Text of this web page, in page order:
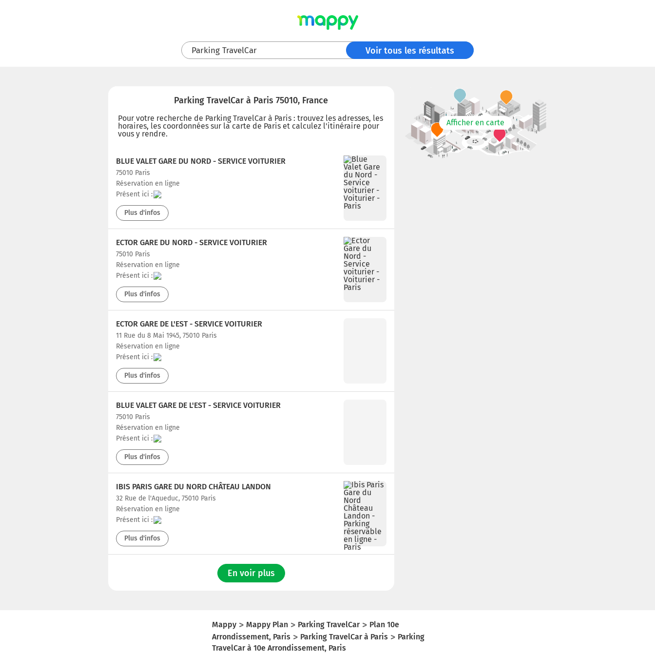
Parking TravelCar Voir tous les résultats
Parking TravelCar à Paris 75010, France
Pour votre recherche de Parking TravelCar à Paris : trouvez les adresses, les
horaires, les coordonnées sur la carte de Paris et calculez l'itinéraire pour
vous y rendre.
BLUE VALET GARE DU NORD - SERVICE VOITURIER
75010 Paris
Réservation en ligne
Présent ici :
Plus d'infos
ECTOR GARE DU NORD - SERVICE VOITURIER
75010 Paris
Réservation en ligne
Présent ici :
Plus d'infos
ECTOR GARE DE L'EST - SERVICE VOITURIER
11 Rue du 8 Mai 1945, 75010 Paris
Réservation en ligne
Présent ici :
Plus d'infos
BLUE VALET GARE DE L'EST - SERVICE VOITURIER
75010 Paris
Réservation en ligne
Présent ici :
Plus d'infos
IBIS PARIS GARE DU NORD CHÂTEAU LANDON
32 Rue de l'Aqueduc, 75010 Paris
Réservation en ligne
Présent ici :
Plus d'infos
En voir plus
Afficher en carte
Mappy Mappy Plan Parking TravelCar
Plan 10e
Arrondissement, Paris
Parking TravelCar à Paris
Parking
TravelCar à 10e Arrondissement, Paris